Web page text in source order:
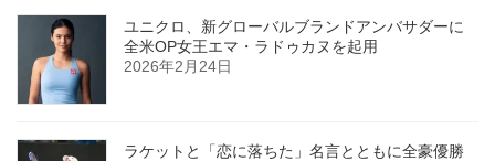
ユニクロ、新グローバルブランドアンバサダーに
全米OP女王エマ・ラドゥカヌを起用
2026年2月24日
ラケットと「恋に落ちた」名言とともに全豪優勝